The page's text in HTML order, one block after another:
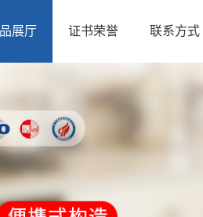
展厅 证书荣誉 联系方式